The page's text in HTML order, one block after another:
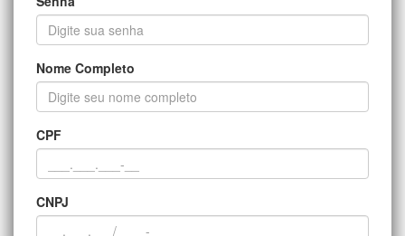
Nome Completo
CPF
CNPJ